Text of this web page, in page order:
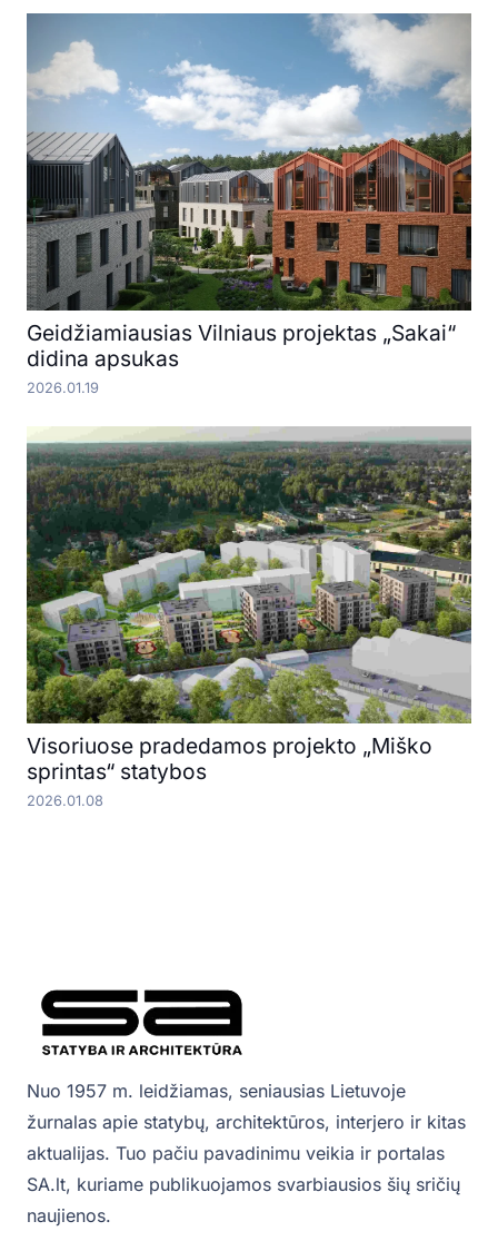
Geidžiamiausias Vilniaus projektas „Sakai“
didina apsukas
2026.01.19
Visoriuose pradedamos projekto „Miško
sprintas“ statybos
2026.01.08
Nuo 1957 m. leidžiamas, seniausias Lietuvoje
žurnalas apie statybų, architektūros, interjero ir kitas
aktualijas. Tuo pačiu pavadinimu veikia ir portalas
SA.lt, kuriame publikuojamos svarbiausios šių sričių
naujienos.